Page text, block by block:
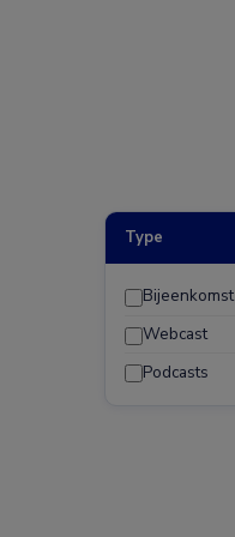
Type
Bijeenkomst
Webcast
Podcasts